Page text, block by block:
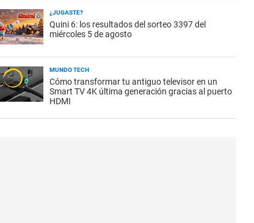
¿JUGASTE?
Quini 6: los resultados del sorteo 3397 del
miércoles 5 de agosto
MUNDO TECH
Cómo transformar tu antiguo televisor en un
Smart TV 4K última generación gracias al puerto
HDMI